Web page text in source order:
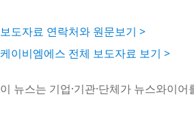
보도자료 연락처와 원문보기 >
케이비엠에스 전체 보도자료 보기 >
이 뉴스는 기업·기관·단체가 뉴스와이